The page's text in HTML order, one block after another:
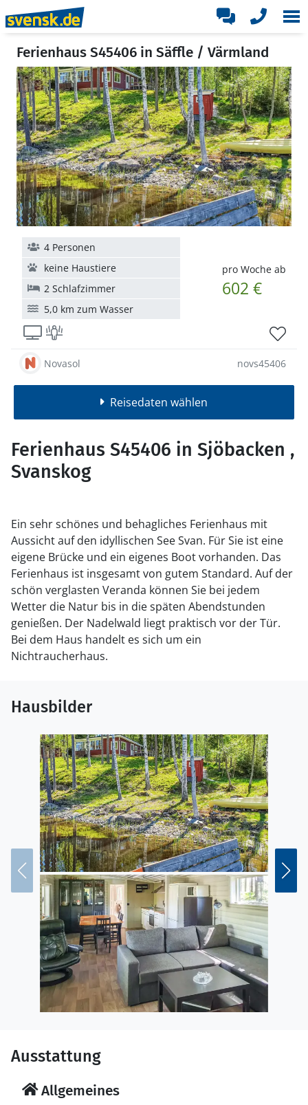
Ferienhaus S45406 in Säffle / Värmland
pro Woche ab
602 €
4 Personen
keine Haustiere
2 Schlafzimmer
5,0 km zum Wasser
Novasol novs45406
Reisedaten wählen
Ferienhaus S45406 in Sjöbacken ,
Svanskog
Ein sehr schönes und behagliches Ferienhaus mit
Aussicht auf den idyllischen See Svan. Für Sie ist eine
eigene Brücke und ein eigenes Boot vorhanden. Das
Ferienhaus ist insgesamt von gutem Standard. Auf der
schön verglasten Veranda können Sie bei jedem
Wetter die Natur bis in die späten Abendstunden
genießen. Der Nadelwald liegt praktisch vor der Tür.
Bei dem Haus handelt es sich um ein
Nichtraucherhaus.
Hausbilder
Ausstattung
Allgemeines